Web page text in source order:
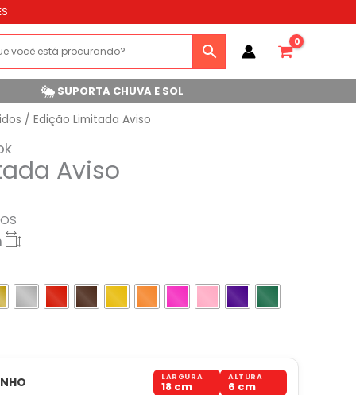
SUPORTA CHUVA E SOL
/ Edição Limitada Aviso
Aviso
LARGURA
18 cm
ALTURA
6 cm